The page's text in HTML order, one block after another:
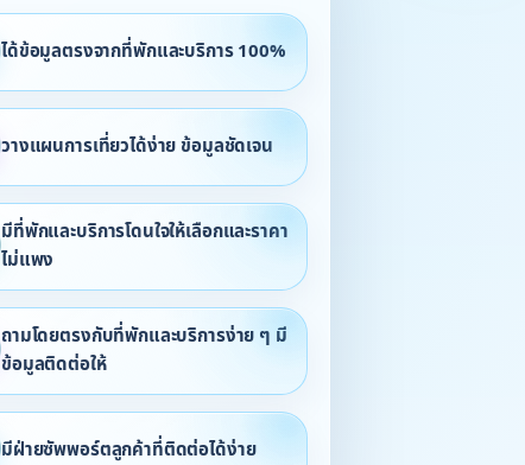
ได้ข้อมูลตรงจากที่พักและบริการ 100%
วางแผนการเที่ยวได้ง่าย ข้อมูลชัดเจน
มีที่พักและบริการโดนใจให้เลือกและราคา
ไม่แพง
ถามโดยตรงกับที่พักและบริการง่าย ๆ มี
ข้อมูลติดต่อให้
มีฝ่ายซัพพอร์ตลูกค้าที่ติดต่อได้ง่าย